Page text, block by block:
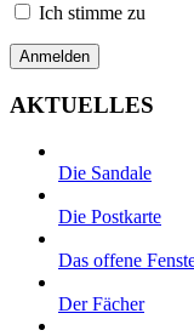
Ich stimme zu
AKTUELLES
Die Sandale
Die Postkarte
Das offene
Der Fächer